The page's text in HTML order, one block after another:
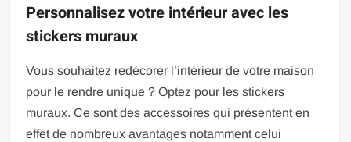
Personnalisez votre intérieur avec les
stickers muraux
Vous souhaitez redécorer l’intérieur de votre maison
pour le rendre unique ? Optez pour les stickers
muraux. Ce sont des accessoires qui présentent en
effet de nombreux avantages notamment celui